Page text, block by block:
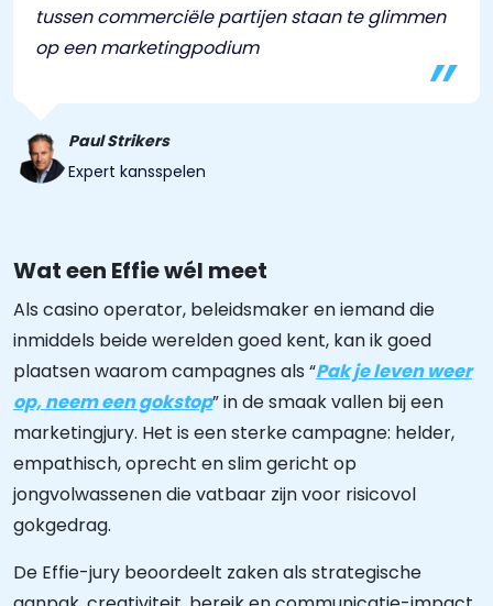
tussen commerciële partijen staan te glimmen
op een marketingpodium
Paul Strikers
Expert kansspelen
Wat een Effie wél meet
Als casino operator, beleidsmaker en iemand die
inmiddels beide werelden goed kent, kan ik goed
plaatsen waarom campagnes als “Pak je leven weer
op, neem een gokstop” in de smaak vallen bij een
marketingjury. Het is een sterke campagne: helder,
empathisch, oprecht en slim gericht op
jongvolwassenen die vatbaar zijn voor risicovol
gokgedrag.
De Effie-jury beoordeelt zaken als strategische